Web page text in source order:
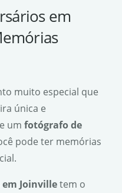
em
muito especial que
única e
um fotógrafo de
pode ter memórias
Joinvilletem o